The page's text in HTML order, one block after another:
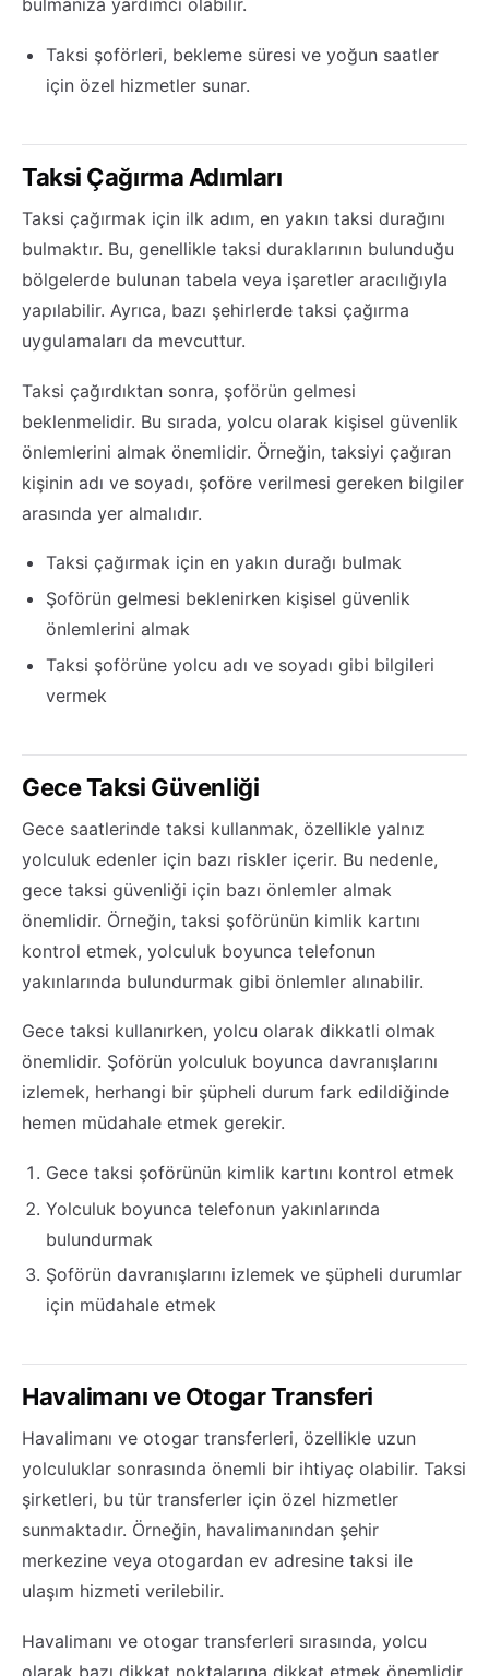
bulmanıza yardımcı olabilir.
Taksi şoförleri, bekleme süresi ve yoğun saatler
için özel hizmetler sunar.
Taksi Çağırma Adımları
Taksi çağırmak için ilk adım, en yakın taksi durağını
bulmaktır. Bu, genellikle taksi duraklarının bulunduğu
bölgelerde bulunan tabela veya işaretler aracılığıyla
yapılabilir. Ayrıca, bazı şehirlerde taksi çağırma
uygulamaları da mevcuttur.
Taksi çağırdıktan sonra, şoförün gelmesi
beklenmelidir. Bu sırada, yolcu olarak kişisel güvenlik
önlemlerini almak önemlidir. Örneğin, taksiyi çağıran
kişinin adı ve soyadı, şoföre verilmesi gereken bilgiler
arasında yer almalıdır.
Taksi çağırmak için en yakın durağı bulmak
Şoförün gelmesi beklenirken kişisel güvenlik
önlemlerini almak
Taksi şoförüne yolcu adı ve soyadı gibi bilgileri
vermek
Gece Taksi Güvenliği
Gece saatlerinde taksi kullanmak, özellikle yalnız
yolculuk edenler için bazı riskler içerir. Bu nedenle,
gece taksi güvenliği için bazı önlemler almak
önemlidir. Örneğin, taksi şoförünün kimlik kartını
kontrol etmek, yolculuk boyunca telefonun
yakınlarında bulundurmak gibi önlemler alınabilir.
Gece taksi kullanırken, yolcu olarak dikkatli olmak
önemlidir. Şoförün yolculuk boyunca davranışlarını
izlemek, herhangi bir şüpheli durum fark edildiğinde
hemen müdahale etmek gerekir.
Gece taksi şoförünün kimlik kartını kontrol etmek
Yolculuk boyunca telefonun yakınlarında
bulundurmak
Şoförün davranışlarını izlemek ve şüpheli durumlar
için müdahale etmek
Havalimanı ve Otogar Transferi
Havalimanı ve otogar transferleri, özellikle uzun
yolculuklar sonrasında önemli bir ihtiyaç olabilir. Taksi
şirketleri, bu tür transferler için özel hizmetler
sunmaktadır. Örneğin, havalimanından şehir
merkezine veya otogardan ev adresine taksi ile
ulaşım hizmeti verilebilir.
Havalimanı ve otogar transferleri sırasında, yolcu